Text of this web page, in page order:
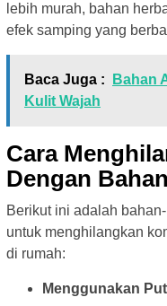
lebih murah, bahan
efek samping yang
Baca Juga :
Bahan
Kulit Wajah
Cara
Dengan
Berikut ini adalah
untuk menghilangkan
di rumah:
Menggunakan